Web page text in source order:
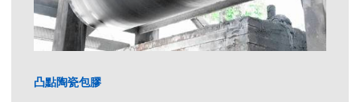
凸點陶瓷包膠
橡膠包膠保護皮帶輪不受皮帶內側餘料傷害
但易發生皮帶跑偏
陶瓷包
耐磨性
短